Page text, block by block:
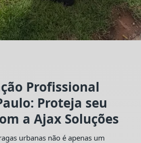
Profissional
Proteja seu
a Ajax Soluções
urbanas não é apenas um